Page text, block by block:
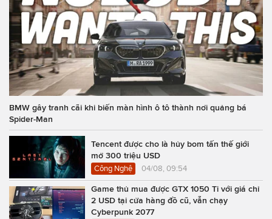
BMW gây tranh cãi khi biến màn hình ô tô thành nơi quảng bá
Spider-Man
Tencent được cho là hủy bom tấn thế giới
mở 300 triệu USD
Công Nghệ 04/08, 09:54
Game thủ mua được GTX 1050 Ti với giá chỉ
2 USD tại cửa hàng đồ cũ, vẫn chạy
Cyberpunk 2077